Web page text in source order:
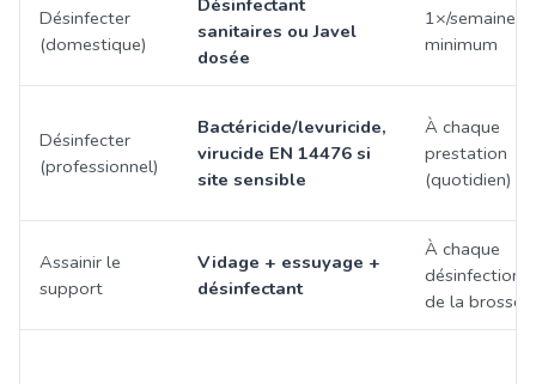
Désinfecter
(domestique)
Désinfectant
sanitaires ou Javel
dosée
1×/semaine
minimum
Désinfecter
(professionnel)
Bactéricide/levuricide,
virucide EN 14476 si
site sensible
À chaque
prestation
(quotidien)
Assainir le
support
Vidage + essuyage +
désinfectant
À chaque
désinfection
de la brosse